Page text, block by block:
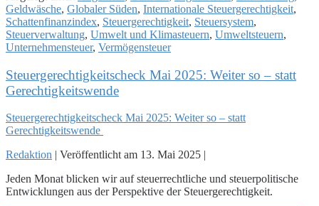
Geldwäsche, Globaler Süden, Internationale Steuergerechtigkeit,
Schattenfinanzindex, Steuergerechtigkeit, Steuersystem,
Steuerverwaltung, Umwelt und Klimasteuern, Umweltsteuern,
Unternehmensteuer, Vermögensteuer
Steuergerechtigkeitscheck Mai 2025: Weiter so – statt
Gerechtigkeitswende
Steuergerechtigkeitscheck Mai 2025: Weiter so – statt
Gerechtigkeitswende
Redaktion
Veröffentlicht am 13. Mai 2025
Jeden Monat blicken wir auf steuerrechtliche und steuerpolitische
Entwicklungen aus der Perspektive der Steuergerechtigkeit.